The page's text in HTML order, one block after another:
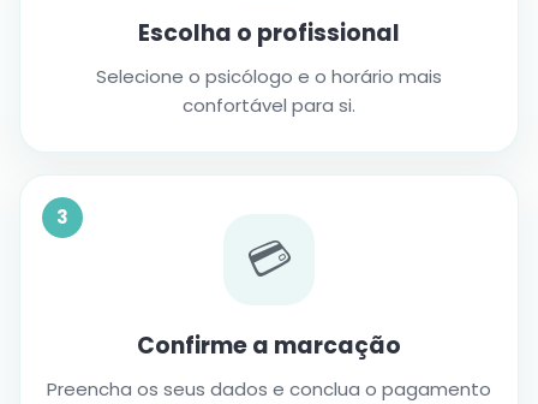
Escolha o profissional
Selecione o psicólogo e o horário mais
confortável para si.
3
💳
Confirme a marcação
Preencha os seus dados e conclua o pagamento